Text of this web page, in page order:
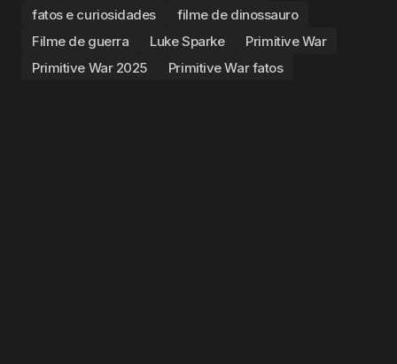
fatos e curiosidades
filme de dinossauro
Filme de guerra
Luke Sparke
Primitive War
Primitive War 2025
Primitive War fatos